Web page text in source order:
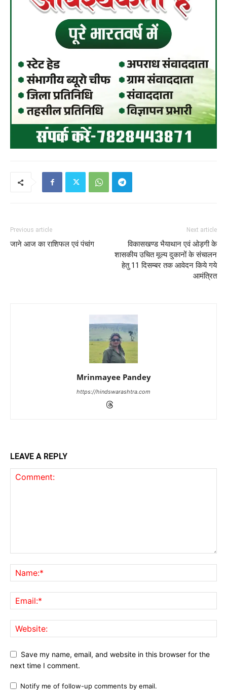
Previous article
जाने आज का राशिफल एवं पंचांग
Next article
विकासखण्ड भैयाथान एवं ओड़गी के
शासकीय उचित मूल्य दुकानों के संचालन
हेतु 11 दिसम्बर तक आवेदन किये गये
आमंत्रित
Mrinmayee Pandey
https://hindswarashtra.com
LEAVE A REPLY
Save my name, email, and website in this browser for the
next time I comment.
Notify me of follow-up comments by email.